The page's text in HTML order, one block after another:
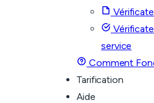
service
Comment
Tarification
Aide